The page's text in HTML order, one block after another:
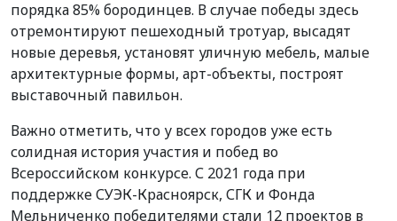
порядка 85% бородинцев. В случае победы здесь
отремонтируют пешеходный тротуар, высадят
новые деревья, установят уличную мебель, малые
архитектурные формы, арт-объекты, построят
выставочный павильон.
Важно отметить, что у всех городов уже есть
солидная история участия и побед во
Всероссийском конкурсе. С 2021 года при
поддержке СУЭК-Красноярск, СГК и Фонда
Мельниченко победителями стали 12 проектов в